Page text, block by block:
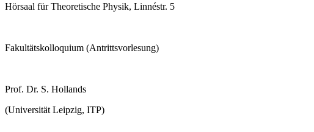
Hörsaal für Theoretische Physik, Linnéstr. 5
Fakultätskolloquium (Antrittsvorlesung)
Prof. Dr. S. Hollands
(Universität Leipzig, ITP)